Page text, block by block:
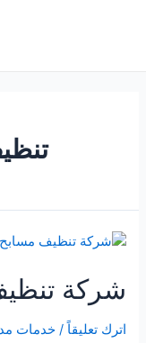
شركة
اترك تعليقاً /خدمات